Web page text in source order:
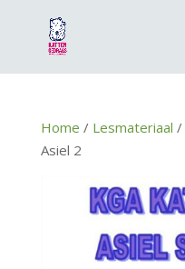
Home / Lesmateriaal /
Asiel 2